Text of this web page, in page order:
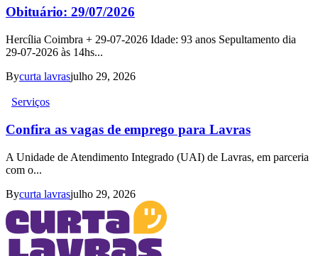
Obituário: 29/07/2026
Hercília Coimbra + 29-07-2026 Idade: 93 anos Sepultamento dia
29-07-2026 às 14hs...
Bycurta lavrasjulho 29, 2026
Serviços
Confira as vagas de emprego para Lavras
A Unidade de Atendimento Integrado (UAI) de Lavras, em parceria
com o...
Bycurta lavrasjulho 29, 2026